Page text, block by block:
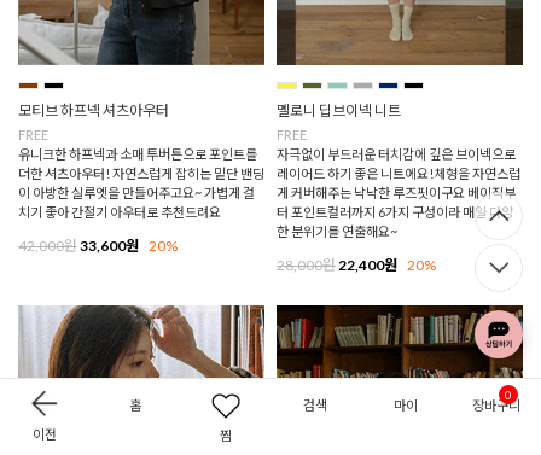
이전
홈
찜
검색 마이 장바구니
0
모티브 하프넥 셔츠아우터
FREE
유니크한 하프넥과 소매 투버튼으로 포인트를
더한 셔츠아우터! 자연스럽게 잡히는 밑단 밴딩
이 아방한 실루엣을 만들어주고요~ 가볍게 걸
치기 좋아 간절기 아우터로 추천드려요
42,000원33,600원 20%
멜로니 딥브이넥 니트
FREE
자극없이 부드러운 터치감에 깊은 브이넥으로
레이어드 하기 좋은 니트에요!체형을 자연스럽
게 커버해주는 낙낙한 루즈핏이구요 베이직부
터 포인트컬러까지 6가지 구성이라 매일 다양
한 분위기를 연출해요~
28,000원 22,400원 20%